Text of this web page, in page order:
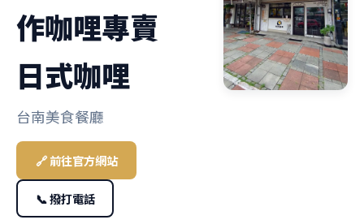
作咖哩專賣
日式咖哩
台南美食餐廳
🔗 前往官方網站
📞 撥打電話